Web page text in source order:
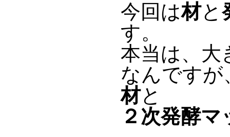
今回は材と
す。
本当は、大
なんですが
材と
２次発酵マ